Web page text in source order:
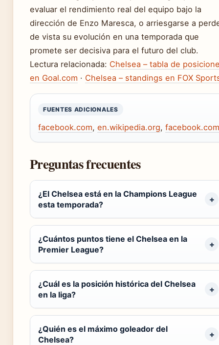
evaluar el rendimiento real del equipo bajo la
dirección de Enzo Maresca, o arriesgarse a
de vista su evolución en una temporada que
promete ser decisiva para el futuro del club.
Lectura relacionada: Chelsea – tabla de
en Goal.com · Chelsea – standings en FOX
FUENTES ADICIONALES
facebook.com, en.wikipedia.org, facebook.com
Preguntas frecuentes
¿El Chelsea está en la Champions League
esta temporada?
¿Cuántos puntos tiene el Chelsea en la
Premier League?
¿Cuál es la posición histórica del Chelsea
en la liga?
¿Quién es el máximo goleador del
Chelsea?